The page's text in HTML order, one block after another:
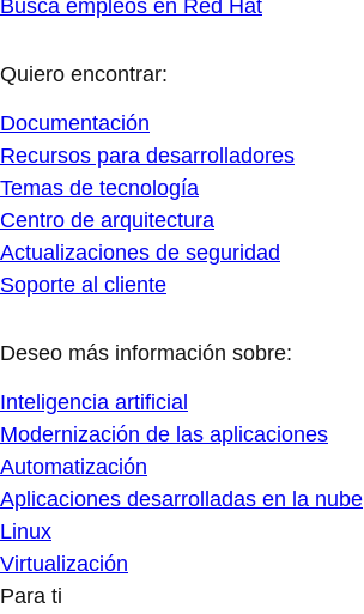
Busca empleos en Red Hat
Quiero encontrar:
Documentación
Recursos para desarrolladores
Temas de tecnología
Centro de arquitectura
Actualizaciones de seguridad
Soporte al cliente
Deseo más información sobre:
Inteligencia artificial
Modernización de las aplicaciones
Automatización
Aplicaciones desarrolladas en la nube
Linux
Virtualización
Para ti